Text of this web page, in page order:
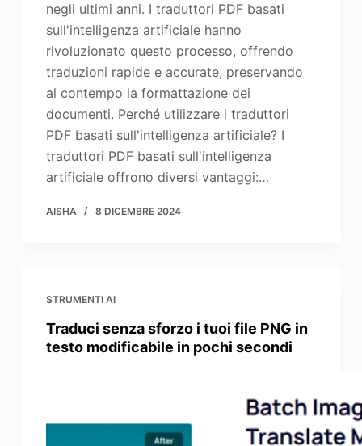
negli ultimi anni. I traduttori PDF basati
sull'intelligenza artificiale hanno
rivoluzionato questo processo, offrendo
traduzioni rapide e accurate, preservando
al contempo la formattazione dei
documenti. Perché utilizzare i traduttori
PDF basati sull'intelligenza artificiale? I
traduttori PDF basati sull'intelligenza
artificiale offrono diversi vantaggi:…
AISHA 8 DICEMBRE 2024
STRUMENTI AI
Traduci senza sforzo i tuoi file PNG in
testo modificabile in pochi secondi